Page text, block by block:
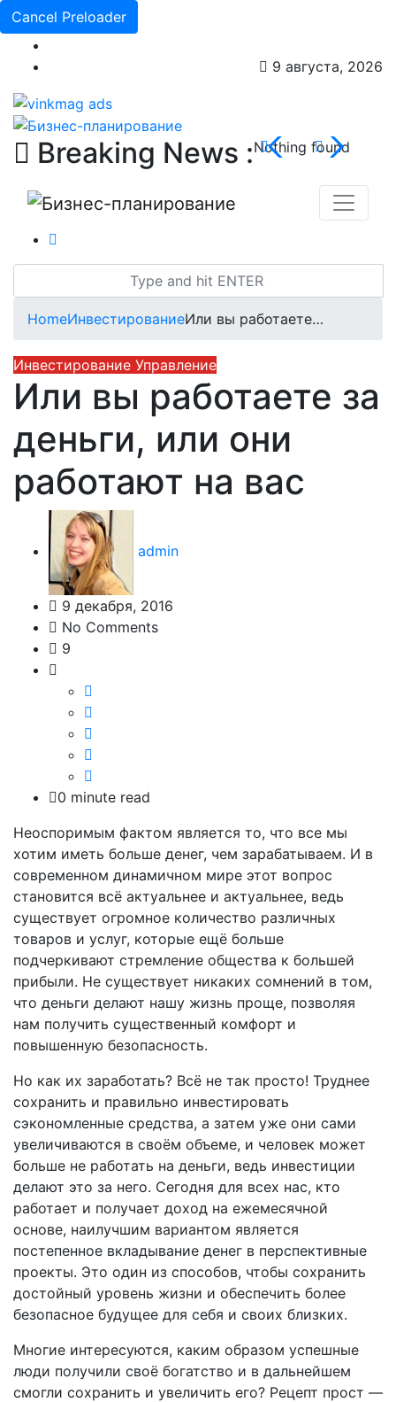
Cancel Preloader
9 августа, 2026
Breaking News :Nothing found
HomeИнвестированиеИли вы работаете…
Инвестирование Управление
Или вы работаете за
деньги, или они
работают на вас
admin
9 декабря, 2016
No Comments
9
0 minute read
Неоспоримым фактом является то, что все мы
хотим иметь больше денег, чем зарабатываем. И в
современном динамичном мире этот вопрос
становится всё актуальнее и актуальнее, ведь
существует огромное количество различных
товаров и услуг, которые ещё больше
подчеркивают стремление общества к большей
прибыли. Не существует никаких сомнений в том,
что деньги делают нашу жизнь проще, позволяя
нам получить существенный комфорт и
повышенную безопасность.
Но как их заработать? Всё не так просто! Труднее
сохранить и правильно инвестировать
сэкономленные средства, а затем уже они сами
увеличиваются в своём объеме, и человек может
больше не работать на деньги, ведь инвестиции
делают это за него. Сегодня для всех нас, кто
работает и получает доход на ежемесячной
основе, наилучшим вариантом является
постепенное вкладывание денег в перспективные
проекты. Это один из способов, чтобы сохранить
достойный уровень жизни и обеспечить более
безопасное будущее для себя и своих близких.
Многие интересуются, каким образом успешные
люди получили своё богатство и в дальнейшем
смогли сохранить и увеличить его? Рецепт прост —